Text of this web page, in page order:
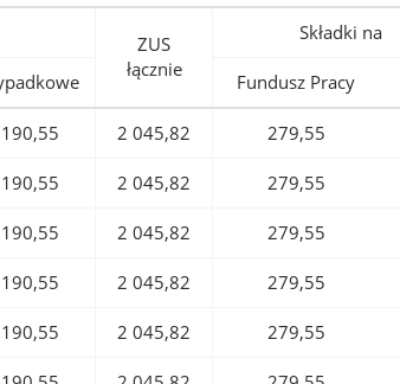
ZUS
łącznie
Składki na
Fundusz Pracy
190,55 2 045,82 279,55
190,55 2 045,82 279,55
190,55 2 045,82 279,55
190,55 2 045,82 279,55
190,55 2 045,82 279,55